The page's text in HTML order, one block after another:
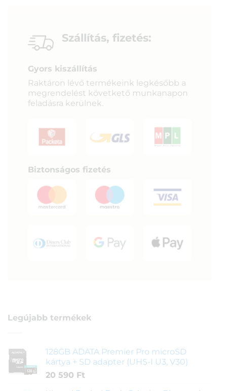
Szállítás, fizetés:
Gyors kiszállítás
Raktáron lévő termékeink legkésőbb a
megrendelést követkető munkanapon
feladásra kerülnek.
Biztonságos fizetés
Legújabb termékek
128GB ADATA Premier Pro microSD
kártya + SD adapter (UHS-I U3, V30)
20 590 Ft